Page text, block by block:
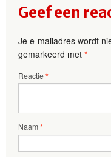
Geef een
Je e-mailadres wordt
gemarkeerd met *
Reactie*
Naam*